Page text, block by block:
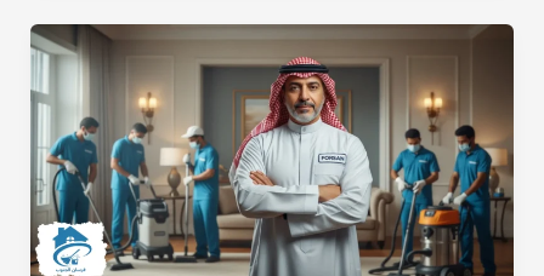
e
b
o
o
k
o
d
o
e